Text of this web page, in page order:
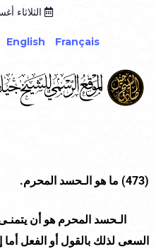
الثلاثاء
Français
English
(
473
) ما هو الـحسد المحرم.
الـحسد المحرم هو أن
السعى لذلك بالقول أو الفعل أما